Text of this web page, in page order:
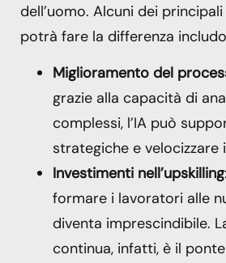
dell’uomo. Alcuni dei
potrà fare la differenza
Miglioramento del
grazie alla capacità di
complessi, l’IA può
strategiche e velocizzare
Investimenti nell’upskilling
formare i lavoratori alle
diventa imprescindibile.
continua, infatti, è il